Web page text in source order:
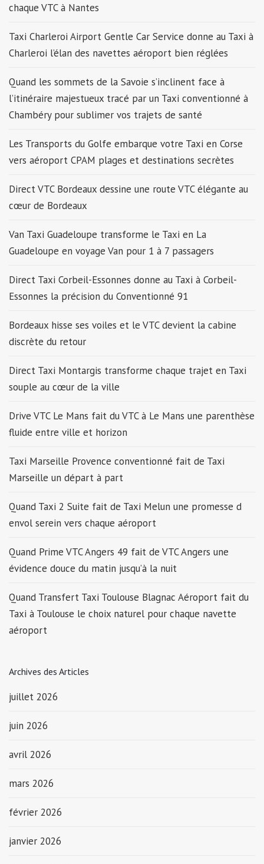
chaque VTC à Nantes
Taxi Charleroi Airport Gentle Car Service donne au Taxi à
Charleroi l’élan des navettes aéroport bien réglées
Quand les sommets de la Savoie s’inclinent face à
l’itinéraire majestueux tracé par un Taxi conventionné à
Chambéry pour sublimer vos trajets de santé
Les Transports du Golfe embarque votre Taxi en Corse
vers aéroport CPAM plages et destinations secrètes
Direct VTC Bordeaux dessine une route VTC élégante au
cœur de Bordeaux
Van Taxi Guadeloupe transforme le Taxi en La
Guadeloupe en voyage Van pour 1 à 7 passagers
Direct Taxi Corbeil-Essonnes donne au Taxi à Corbeil-
Essonnes la précision du Conventionné 91
Bordeaux hisse ses voiles et le VTC devient la cabine
discrète du retour
Direct Taxi Montargis transforme chaque trajet en Taxi
souple au cœur de la ville
Drive VTC Le Mans fait du VTC à Le Mans une parenthèse
fluide entre ville et horizon
Taxi Marseille Provence conventionné fait de Taxi
Marseille un départ à part
Quand Taxi 2 Suite fait de Taxi Melun une promesse d
envol serein vers chaque aéroport
Quand Prime VTC Angers 49 fait de VTC Angers une
évidence douce du matin jusqu’à la nuit
Quand Transfert Taxi Toulouse Blagnac Aéroport fait du
Taxi à Toulouse le choix naturel pour chaque navette
aéroport
Archives des Articles
juillet 2026
juin 2026
avril 2026
mars 2026
février 2026
janvier 2026